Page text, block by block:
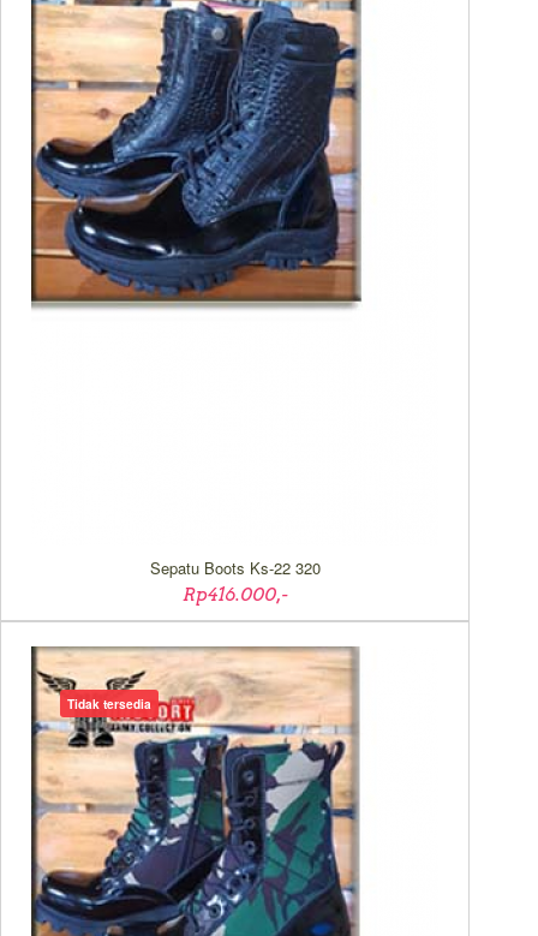
Sepatu Boots Ks-22 320
Rp416.000,-
Tidak tersedia